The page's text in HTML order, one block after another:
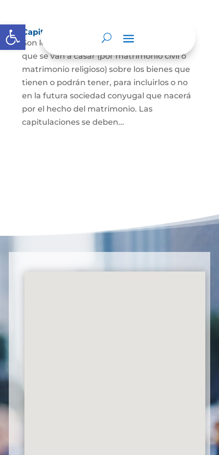
Abrir barra de herramientas
Capitulaciones Matrimoniales
Son los acuerdos que hacen las personas
que se van a casar (por matrimonio civil o
matrimonio religioso) sobre los bienes que
tienen o podrán tener, para incluirlos o no
en la futura sociedad conyugal que nacerá
por el hecho del matrimonio. Las
capitulaciones se deben...